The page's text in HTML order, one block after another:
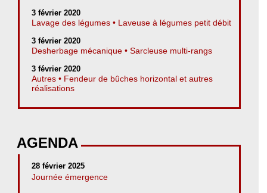
3 février 2020
Lavage des légumes • Laveuse à légumes petit débit
3 février 2020
Desherbage mécanique • Sarcleuse multi-rangs
3 février 2020
Autres • Fendeur de bûches horizontal et autres
réalisations
AGENDA
28 février 2025
Journée émergence